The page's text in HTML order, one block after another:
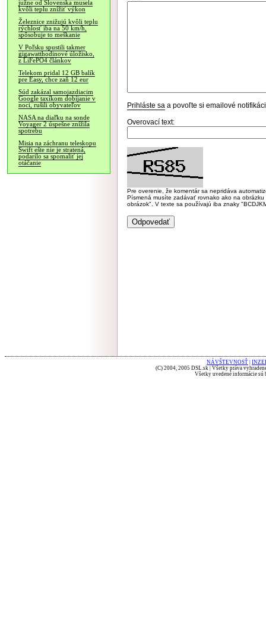
južne od Slovenska musela
kvôli teplu znížiť výkon
Železnice znižujú kvôli teplu
rýchlosť iba na 50 km/h,
spôsobuje to meškanie
V Poľsku spustili takmer
gigawatthodinové úložisko,
z LiFePO4 článkov
Telekom pridal 12 GB balík
pre Easy, chce zaň 12 eur
Súd zakázal samojazdiacim
Google taxíkom dobíjanie v
noci, rušili obyvateľov
NASA na diaľku na sonde
Voyager 2 úspešne znížila
spotrebu
Misia na záchranu teleskopu
Swift ešte nie je stratená,
podarilo sa spomaliť jej
otáčanie
Prihláste sa a povoľte si emailové
Overovací text:
Pre overenie, že komentár sa nepridáva
Písmená musíte zadávať rovnako ako na
obrázok". V texte sa používajú iba znaky
NÁVŠTEVNOSŤ
(C) 2004, 2005 DSL.sk | Všetky práva
Všetky uvedené informácie sú